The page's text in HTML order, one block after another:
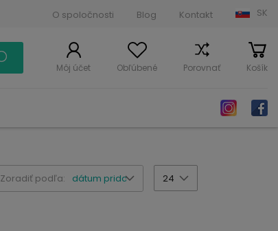
O spoločnosti Blog Kontakt SK
Môj účet Obľúbené Porovnať Košík
Zoradiť podľa: dátum pridania 24